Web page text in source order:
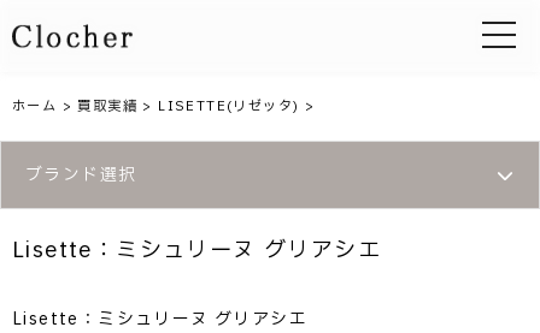
toggle
ホーム >買取実績 > LISETTE(リゼッタ) >
ブランド選択
Lisette：ミシュリーヌ グリアシエ
Lisette：ミシュリーヌ グリアシエ